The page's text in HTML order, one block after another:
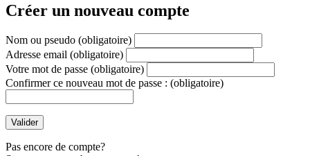
Créer un nouveau compte
Nom ou pseudo (obligatoire)
Adresse email (obligatoire)
Votre mot de passe (obligatoire)
Confirmer ce nouveau mot de passe : (obligatoire)
Pas encore de compte?